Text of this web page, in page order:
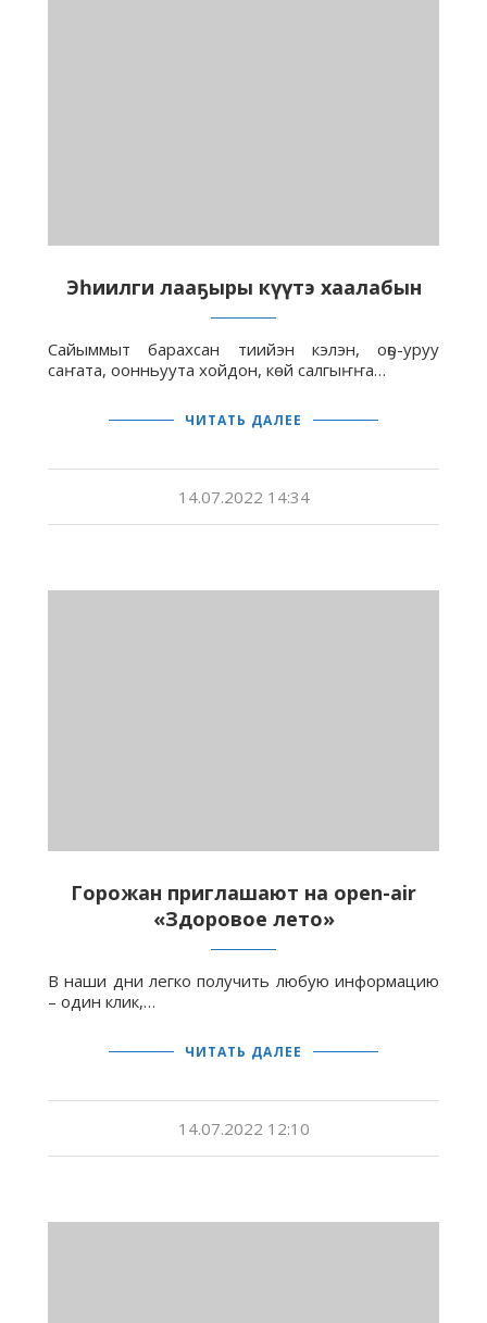
Эһиилги лааҕыры күүтэ хаалабын
Сайыммыт барахсан тиийэн кэлэн, оҕо-уруу
саҥата, оонньуута хойдон, көй салгыҥҥа…
ЧИТАТЬ ДАЛЕЕ
14.07.2022 14:34
Горожан приглашают на оpen-air
«Здоровое лето»
В наши дни легко получить любую информацию
– один клик,…
ЧИТАТЬ ДАЛЕЕ
14.07.2022 12:10